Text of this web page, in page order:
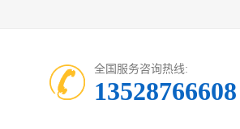
全国服务咨询热线:
13528766608